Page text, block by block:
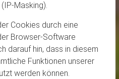
Masking).
Cookies durch eine
Browser-Software
darauf hin, dass in diesem
Funktionen unserer
werden können.